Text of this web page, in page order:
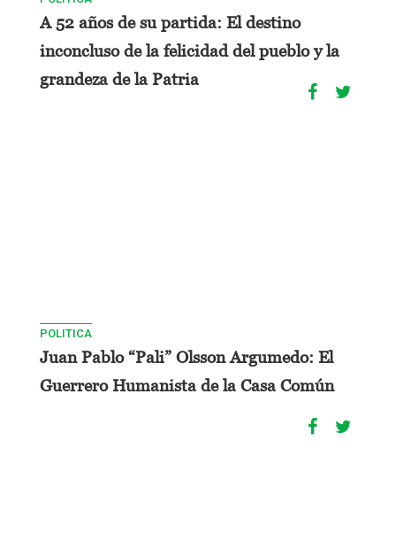
A 52 años de su partida: El destino
inconcluso de la felicidad del pueblo y la
grandeza de la Patria
POLITICA
Juan Pablo “Pali” Olsson Argumedo: El
Guerrero Humanista de la Casa Común